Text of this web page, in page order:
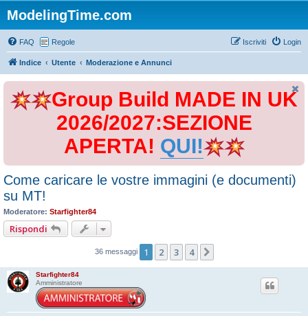
ModelingTime.com
FAQ Regole Login
Iscriviti
Indice Utente Moderazione e Annunci
Group Build MADE IN UK
2026/2027:SEZIONE
APERTA! QUI!
Come caricare le vostre immagini (e documenti)
su MT!
Moderatore: Starfighter84
Rispondi
36 messaggi 1 2 3 4
Starfighter84
Amministratore